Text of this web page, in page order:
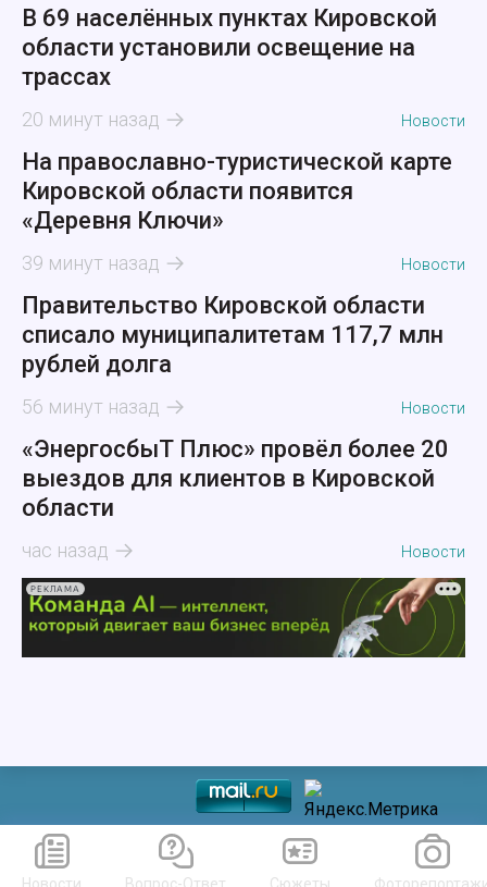
В 69 населённых пунктах Кировской
области установили освещение на
трассах
20 минут назад Новости
На православно-туристической карте
Кировской области появится
«Деревня Ключи»
39 минут назад Новости
Правительство Кировской области
списало муниципалитетам 117,7 млн
рублей долга
56 минут назад Новости
«ЭнергосбыТ Плюс» провёл более 20
выездов для клиентов в Кировской
области
час назад Новости
РЕКЛАМА